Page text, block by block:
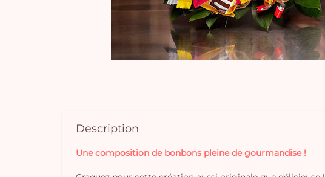
Description
Une composition de bonbons pleine de gourmandise !